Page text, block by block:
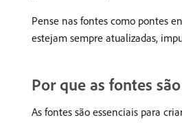
Pense nas fontes como pontes
estejam sempre atualizadas,
Por que as fontes
As fontes são essenciais para